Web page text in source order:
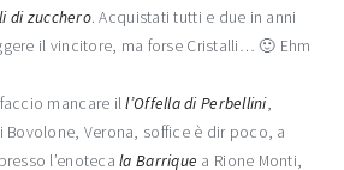
di zucchero. Acquistati tutti e due in anni
il vincitore, ma forse Cristalli… 🙂 Ehm
mancare ill’Offella di Perbellini,
Verona, soffice è dir poco, a
l’enotecala Barrique a Rione Monti,